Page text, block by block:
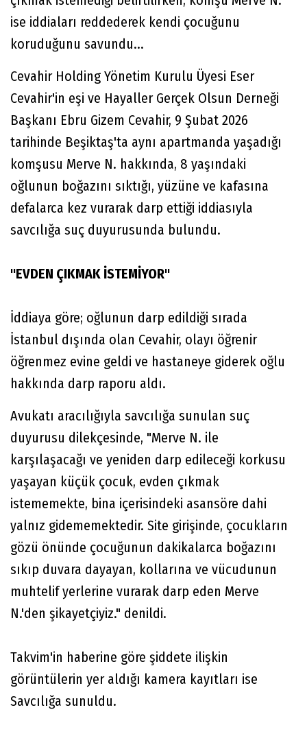
ise iddiaları reddederek kendi çocuğunu
koruduğunu savundu...
Cevahir Holding Yönetim Kurulu Üyesi Eser
Cevahir'in eşi ve Hayaller Gerçek Olsun Derneği
Başkanı Ebru Gizem Cevahir, 9 Şubat 2026
tarihinde Beşiktaş'ta aynı apartmanda yaşadığı
komşusu Merve N. hakkında, 8 yaşındaki
oğlunun boğazını sıktığı, yüzüne ve kafasına
defalarca kez vurarak darp ettiği iddiasıyla
savcılığa suç duyurusunda bulundu.
"EVDEN ÇIKMAK İSTEMİYOR"
İddiaya göre; oğlunun darp edildiği sırada
İstanbul dışında olan Cevahir, olayı öğrenir
öğrenmez evine geldi ve hastaneye giderek oğlu
hakkında darp raporu aldı.
Avukatı aracılığıyla savcılığa sunulan suç
duyurusu dilekçesinde, "Merve N. ile
karşılaşacağı ve yeniden darp edileceği korkusu
yaşayan küçük çocuk, evden çıkmak
istememekte, bina içerisindeki asansöre dahi
yalnız gidememektedir. Site girişinde, çocukların
gözü önünde çocuğunun dakikalarca boğazını
sıkıp duvara dayayan, kollarına ve vücudunun
muhtelif yerlerine vurarak darp eden Merve
N.'den şikayetçiyiz." denildi.
Takvim'in haberine göre şiddete ilişkin
görüntülerin yer aldığı kamera kayıtları ise
Savcılığa sunuldu.